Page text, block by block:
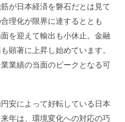
が日本経済を磐石だとは見て
理化が限界に達するととも
を迎えて輸出も小休止。金融
顕著に上昇し始めています。
業績の当面のピークとなる可
安によって好転している日本
年は、環境変化への対応の巧